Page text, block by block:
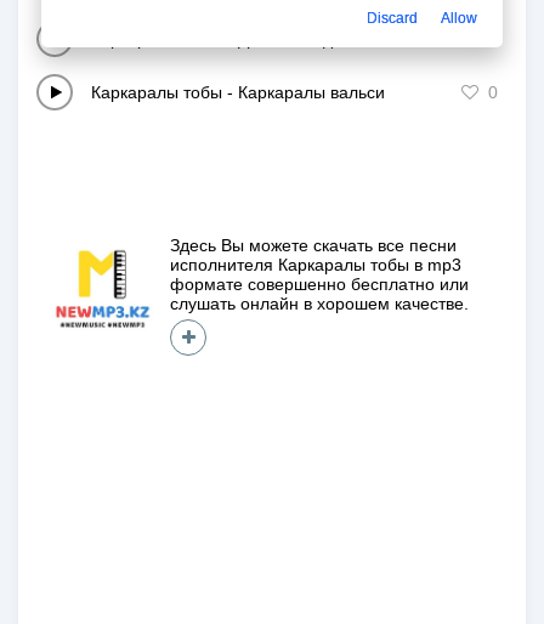
Каркаралы тобы - Каркаралы вальси 0
Здесь Вы можете скачать все песни
исполнителя Каркаралы тобы в mp3
формате совершенно бесплатно или
слушать онлайн в хорошем качестве.
Discard Allow